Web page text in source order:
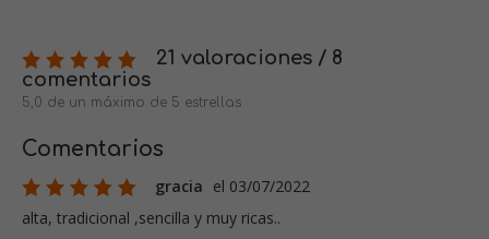
21 valoraciones / 8
comentarios
5,0 de un máximo de 5 estrellas
Comentarios
gracia el 03/07/2022
alta, tradicional ,sencilla y muy ricas..